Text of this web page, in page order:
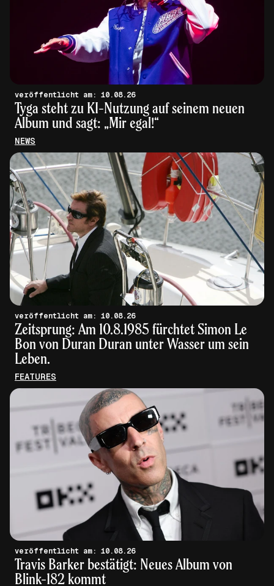
veröffentlicht am: 10.08.26
Tyga steht zu KI-Nutzung auf seinem neuen
Album und sagt: „Mir egal!“
NEWS
veröffentlicht am: 10.08.26
Zeitsprung: Am 10.8.1985 fürchtet Simon Le
Bon von Duran Duran unter Wasser um sein
Leben.
FEATURES
veröffentlicht am: 10.08.26
Travis Barker bestätigt: Neues Album von
Blink-182 kommt